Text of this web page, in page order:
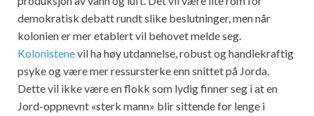
demokratisk debatt rundt slike beslutninger, men når
kolonien er mer etablert vil behovet melde seg.
Kolonistenevil ha høy utdannelse, robust og handlekraftig
psyke og være mer ressursterke enn snittet på Jorda.
Dette vil ikke være en flokk som lydig finner seg i at en
Jord-oppnevnt «sterk mann» blir sittende for lenge i